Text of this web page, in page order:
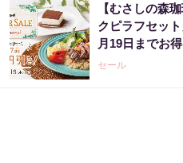
【むさしの森
クピラフセッ
月19日までお得
セール